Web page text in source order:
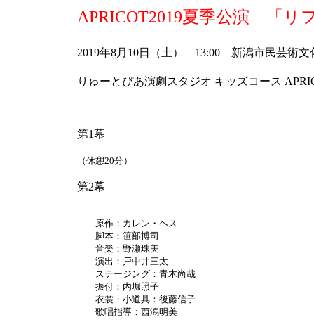
APRICOT2019夏季公演 「リ
2019年8月10日（土） 13:00 新潟市民芸術文
りゅーとぴあ演劇スタジオ キッズコース
第1幕
（休憩20分）
第2幕
原作：カレン・ヘス
脚本：笹部博司
音楽：野瀬珠美
演出：戸中井三太
ステージング：青木尚哉
振付：内堀照子
衣裳・小道具：後藤信子
歌唱指導：西潟明美